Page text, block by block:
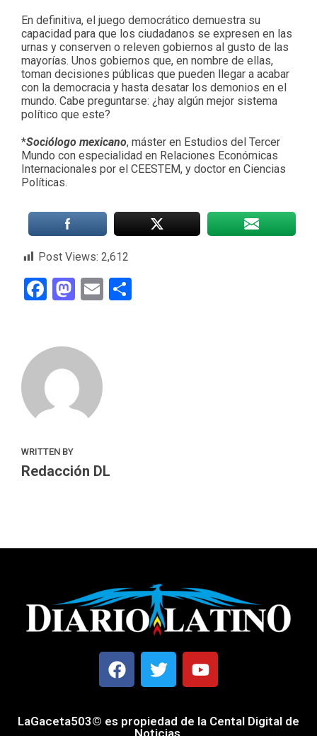
En definitiva, el juego democrático demuestra su
capacidad para que los ciudadanos se expresen en las
urnas y conserven o releven gobiernos al gusto de las
mayorías. Unos gobiernos que, en nombre de ellas,
toman decisiones públicas que pueden llegar a acabar
con la democracia y hasta desatar los demonios en el
mundo. Cabe preguntarse: ¿hay algún mejor sistema
político que este?
*Sociólogo mexicano, máster en Estudios del Tercer
Mundo con especialidad en Relaciones Económicas
Internacionales por el CEESTEM, y doctor en Ciencias
Políticas.
Post Views: 2,612
Facebook
Mastodon
Email
WRITTEN BY
Redacción DL
LaGaceta503© es propiedad de la Cental Digital de